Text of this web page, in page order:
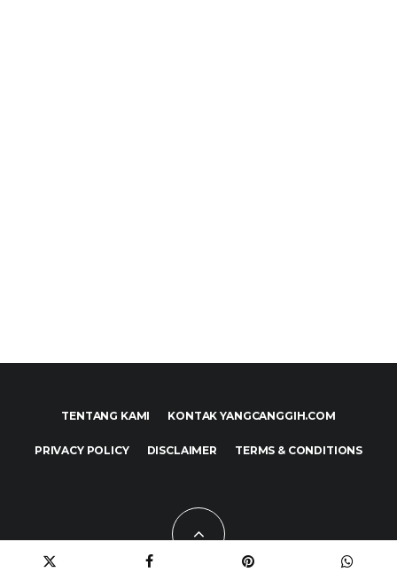
TENTANG KAMI KONTAK YANGCANGGIH.COM
PRIVACY POLICY DISCLAIMER TERMS & CONDITIONS